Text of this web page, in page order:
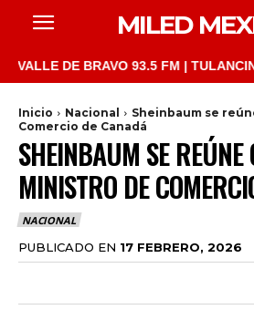
MILED
DE BRAVO 93.5 FM |
Inicio Nacional
Sheinbaum se
Comercio de Canadá
SHEINBAUM SE REÚNE
MINISTRO DE
NACIONAL
PUBLICADO EN 17 FEBRERO, 2026